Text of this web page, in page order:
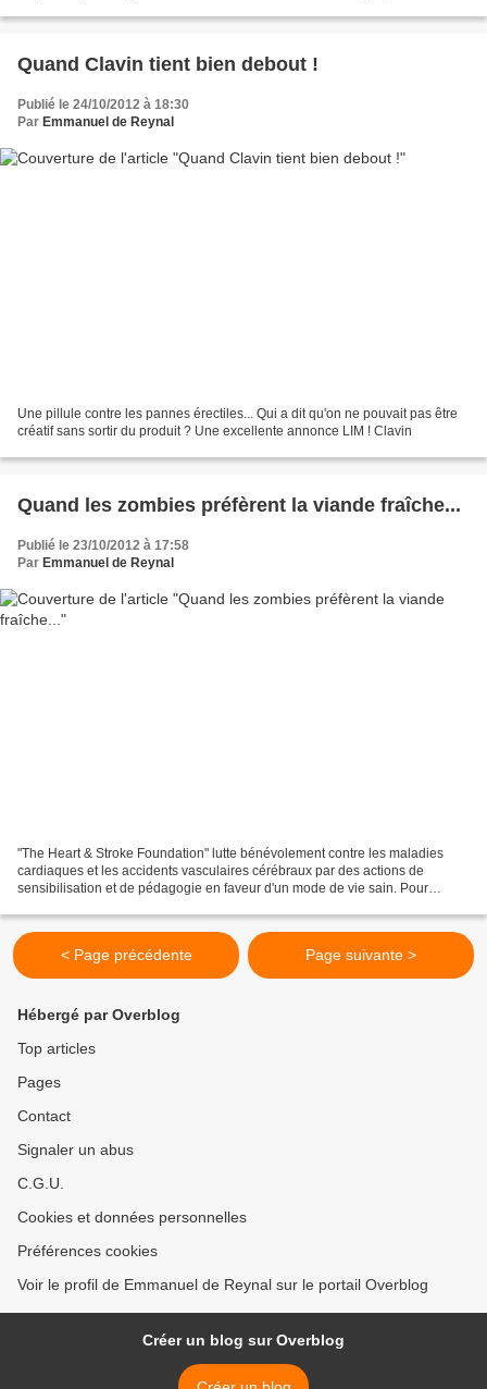
Quand Clavin tient bien debout !
Publié le 24/10/2012 à 18:30
Par Emmanuel de Reynal
Une pillule contre les pannes érectiles... Qui a dit qu'on ne pouvait pas être
créatif sans sortir du produit ? Une excellente annonce LIM ! Clavin
Quand les zombies préfèrent la viande fraîche...
Publié le 23/10/2012 à 17:58
Par Emmanuel de Reynal
"The Heart & Stroke Foundation" lutte bénévolement contre les maladies
cardiaques et les accidents vasculaires cérébraux par des actions de
sensibilisation et de pédagogie en faveur d'un mode de vie sain. Pour
< Page précédente Page suivante >
Hébergé par Overblog
Top articles
Pages
Contact
Signaler un abus
C.G.U.
Cookies et données personnelles
Préférences cookies
Voir le profil de Emmanuel de Reynal sur le portail Overblog
Créer un blog sur Overblog